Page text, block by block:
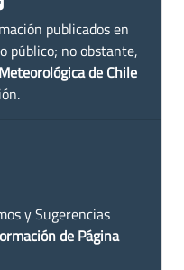
publicados en
público; no obstante,
de Chile
y Sugerencias
de Página